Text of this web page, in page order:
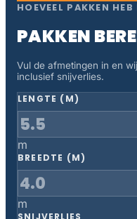
HOEVEEL PAKKEN
PAKKEN
Vul de afmetingen in en
inclusief snijverlies.
LENGTE (M)
m
BREEDTE (M)
m
SNIJVERLIES